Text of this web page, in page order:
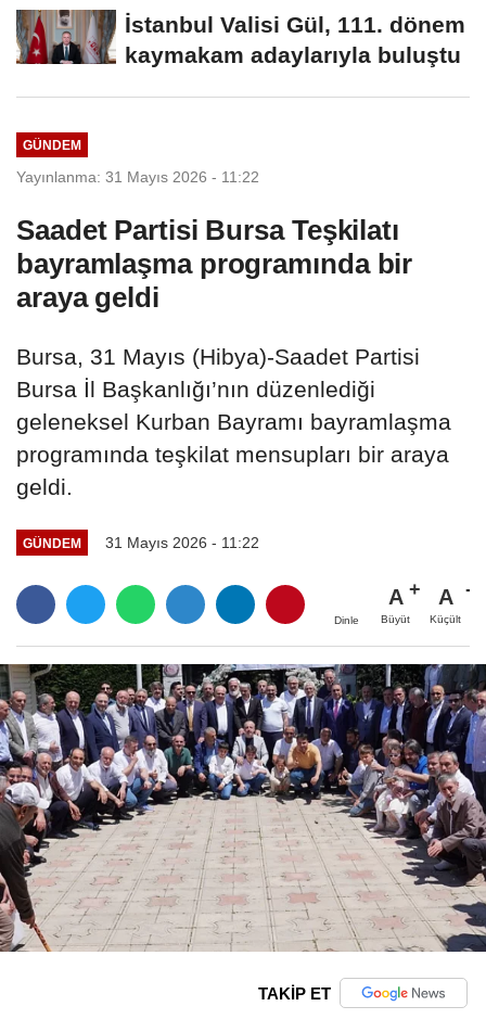
Eşgüdüm...
İstanbul Valisi Gül, 111. dönem
kaymakam adaylarıyla buluştu
GÜNDEM
Yayınlanma: 31 Mayıs 2026 - 11:22
Saadet Partisi Bursa Teşkilatı
bayramlaşma programında bir
araya geldi
Bursa, 31 Mayıs (Hibya)-Saadet Partisi
Bursa İl Başkanlığı’nın düzenlediği
geleneksel Kurban Bayramı bayramlaşma
programında teşkilat mensupları bir araya
geldi.
GÜNDEM 31 Mayıs 2026 - 11:22
Dinle
A
Büyüt
A
Küçült
TAKİP ET